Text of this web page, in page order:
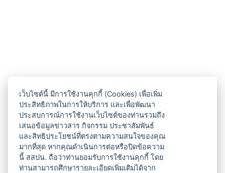
เว็บไซต์นี้ มีการใช้งานคุกกี้ (Cookies) เพื่อเพิ่ม
ประสิทธิภาพในการให้บริการ และเพื่อพัฒนา
ประสบการณ์การใช้งานเว็บไซต์ของท่านรวมถึง
เสนอข้อมูลข่าวสาร กิจกรรม ประชาสัมพันธ์
และสิทธิประโยชน์ที่ตรงตามความสนใจของคุณ
มากที่สุด หากคุณดำเนินการต่อหรือปิดข้อความ
นี้ สสปน. ถือว่าท่านยอมรับการใช้งานคุกกี้ โดย
ท่านสามารถศึกษารายละเอียดเพิ่มเติมได้จาก